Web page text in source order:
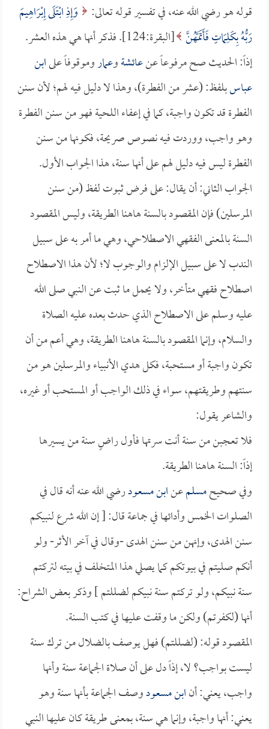
قوله هو رضي الله عنه، في تفسير قوله تعالى:
وَإِذِ ابْتَلَى إِبْرَاهِيمَ
رَبُّهُ بِكَلِمَاتٍ فَأَتَمَّهُنَّ [البقرة:124]. فذكر أنها هي هذه العشر.
إذاً: الحديث صح مرفوعاً عنعائشةوعماروموقوفاً علىابن
عباسبلفظ: (عشر من الفطرة)، وهذا لا دليل فيه لهم؛ لأن سنن
الفطرة قد تكون واجبة، كما في إعفاء اللحية فهو من سنن الفطرة
وهو واجب، ووردت فيه نصوص صريحة، فكونها من سنن
الفطرة ليس فيه دليل لهم على أنها سنة، هذا الجواب الأول.
الجواب الثاني: أن يقال: على فرض ثبوت لفظ (من سنن
المرسلين) فإن المقصود بالسنة هاهنا الطريقة، وليس المقصود
السنة بالمعنى الفقهي الاصطلاحي، وهي ما أمر به على سبيل
الندب لا على سبيل الإلزام والوجوب لا؛ لأن هذا الاصطلاح
اصطلاح فقهي متأخر، ولا يحمل ما ثبت عن النبي صلى الله
عليه وسلم على الاصطلاح الذي حدث بعده عليه الصلاة
والسلام، وإنما المقصود بالسنة هاهنا الطريقة، وهي أعم من أن
تكون واجبة أو مستحبة، فكل هدي الأنبياء والمرسلين هو من
سنتهم وطريقتهم، سواء في ذلك الواجب أو المستحب أو غيره،
والشاعر يقول:
فلا تعجبن من سنة أنت سرتها فأول راضٍ سنة من يسيرها
إذاً: السنة هاهنا الطريقة.
وفي صحيحمسلمعنابن مسعودرضي الله عنه أنه قال في
الصلوات الخمس وأدائها في جماعة قال: [ إن الله شرع لنبيكم
سنن الهدى، وإنهن من سنن الهدى -وقال في آخر الأثر- ولو
أنكم صليتم في بيوتكم كما يصلي هذا المتخلف في بيته لتركتم
سنة نبيكم، ولو تركتم سنة نبيكم لضللتم ] وذكر بعض الشراح:
أنها (لكفرتم) ولكن ما وقفت عليها في كتب السنة.
المقصود قوله: (لضللتم) فهل يوصف بالضلال من ترك سنة
ليست بواجب؟ لا، إذاً دل على أن صلاة الجماعة سنة وأنها
واجب، يعني: أنابن مسعودوصف الجماعة بأنها سنة وهو
يعني: أنها واجبة، وإنما هي سنة، بمعنى طريقة كان عليها النبي